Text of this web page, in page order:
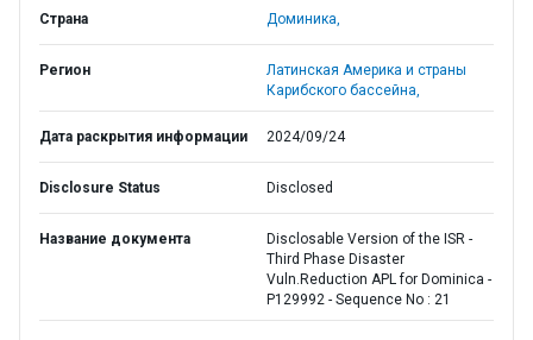
Страна Доминика,
Регион
Латинская Америка и страны
Карибского бассейна,
Дата раскрытия информации 2024/09/24
Disclosure Status Disclosed
Название документа
Disclosable Version of the ISR -
Third Phase Disaster
Vuln.Reduction APL for Dominica -
P129992 - Sequence No : 21